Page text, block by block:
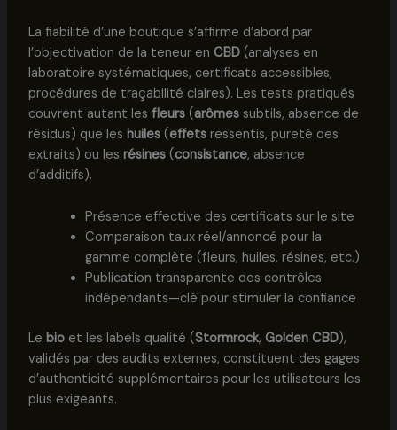
La fiabilité d’une boutique s’affirme d’abord par
l’objectivation de la teneur en CBD(analyses en
laboratoire systématiques, certificats accessibles,
procédures de traçabilité claires). Les tests pratiqués
couvrent autant les fleurs(arômessubtils, absence de
résidus) que les huiles(effetsressentis, pureté des
extraits) ou les résines(consistance, absence
d’additifs).
Présence effective des certificats sur le site
Comparaison taux réel/annoncé pour la
gamme complète (fleurs, huiles, résines, etc.)
Publication transparente des contrôles
indépendants—clé pour stimuler la confiance
Le bioet les labels qualité (Stormrock, Golden CBD),
validés par des audits externes, constituent des gages
d’authenticité supplémentaires pour les utilisateurs les
plus exigeants.